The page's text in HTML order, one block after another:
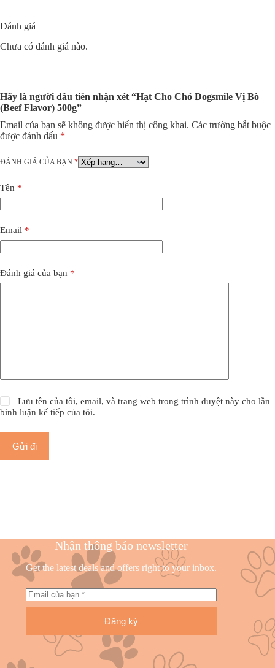
Đánh giá
Chưa có đánh giá nào.
Hãy là người đầu tiên nhận xét “Hạt Cho Chó Dogsmile Vị Bò
(Beef Flavor) 500g”
Email của bạn sẽ không được hiển thị công khai. Các trường bắt buộc
được đánh dấu *
ĐÁNH GIÁ CỦA BẠN *
Tên *
Email *
Đánh giá của bạn *
Lưu tên của tôi, email, và trang web trong trình duyệt này cho lần
bình luận kế tiếp của tôi.
Gửi đi
Nhận thông báo newsletter
Get the latest deals and offers right to your inbox.
Đăng ký